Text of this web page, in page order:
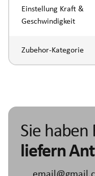
Einstellung Kraft &
Geschwindigkeit
Zubehor-Kategorie
Sie haben
liefern